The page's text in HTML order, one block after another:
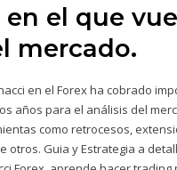
el que
mercado.
en el Forex ha cobrado
años para el análisis del
como retrocesos,
otros. Guia y Estrategia a